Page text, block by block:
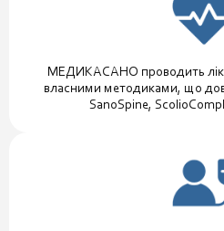
МЕДИКАСАНО проводить
власними методиками, що
SanoSpine,